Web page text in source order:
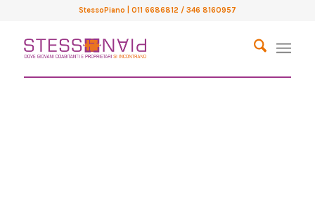
StessoPiano | 011 6686812 / 346 8160957